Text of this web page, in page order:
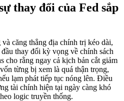
thay đổi của Fed sắp
căng thẳng địa chính trị kéo dài,
thay đổi kỳ vọng về chính sách
cho rằng ngay cả kịch bản cắt giảm
từng bị xem là quá thận trọng,
lạm phát tiếp tục nóng lên. Điều
tài chính hiện tại ngày càng khó
logic truyền thống.